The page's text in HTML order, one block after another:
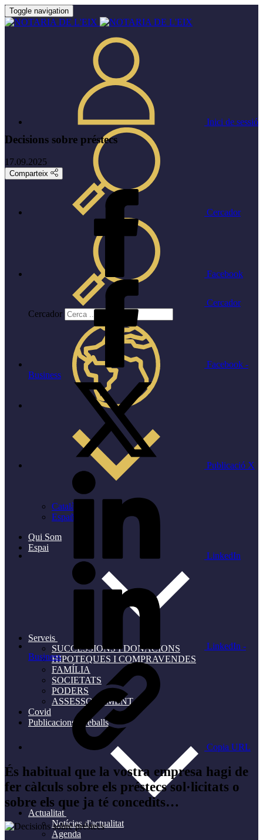
Toggle navigation
Inici de sessió
Cercador
Cercador
Cercador
Català
Español
Qui Som
Espai
Serveis
SUCCESSIONS I DONACIONS
HIPOTEQUES I COMPRAVENDES
FAMÍLIA
SOCIETATS
PODERS
ASSESSORAMENT
Covid
Publicacions i treballs
Actualitat
Notícies d'actualitat
Agenda
Decisions sobre préstecs
17.09.2025
Comparteix
Facebook
Facebook -
Business
Publicació X
LinkedIn
LinkedIn -
Business
Copia URL
És habitual que la vostra empresa hagi de
fer càlculs sobre els préstecs sol·licitats o
sobre els que ja té concedits…